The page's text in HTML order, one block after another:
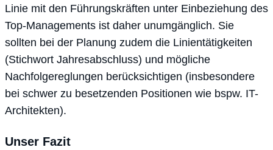
Linie mit den Führungskräften unter Einbeziehung des
Top-Managements ist daher unumgänglich. Sie
sollten bei der Planung zudem die Linientätigkeiten
(Stichwort Jahresabschluss) und mögliche
Nachfolgereglungen berücksichtigen (insbesondere
bei schwer zu besetzenden Positionen wie bspw. IT-
Architekten).
Unser Fazit